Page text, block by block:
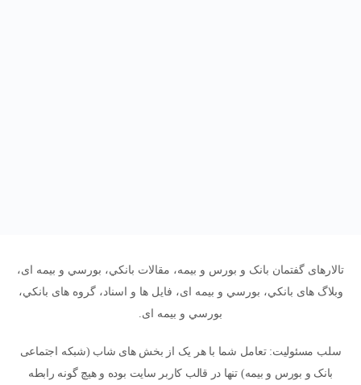
تالارهای گفتمان بانک و بورس و بیمه، مقالات بانکي، بورسي و بیمه ای،
وبلاگ های بانکي، بورسي و بیمه ای، فایل ها و اسناد، گروه های بانکي،
بورسي و بیمه ای.
سلب مسئولیت: تعامل شما با هر یک از بخش های شاب (شبکه اجتماعی
بانک و بورس و بیمه) تنها در قالب کاربر سایت بوده و هیچ گونه رابطه